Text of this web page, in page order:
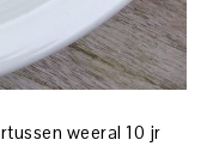
weeral 10 jr